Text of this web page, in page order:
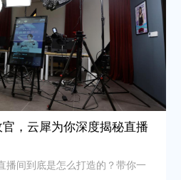
官，云犀为你深度揭秘直播
播间到底是怎么打造的？带你一